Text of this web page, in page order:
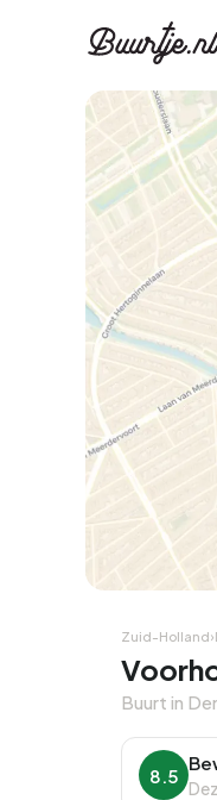
Zuid-Holland›
Buurt in
8.5